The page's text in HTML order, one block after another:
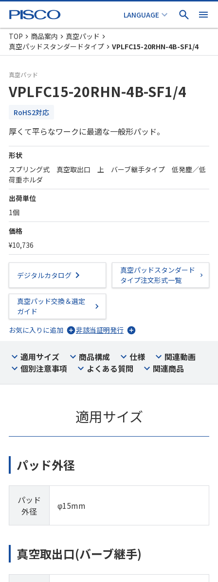
TOP 商品案内
真空パッド
真空パッドスタンダードタイプ
VPLFC15-20RHN-4B-SF1/4
真空パッド
VPLFC15-20RHN-4B-SF1/4
RoHS2対応
厚くて平らなワークに最適な一般形パッド。
形状
スプリング式 真空取出口 上 バーブ継手タイプ 低発塵／低
荷重ホルダ
出荷単位
1個
価格
¥10,736
デジタルカタログ
真空パッドスタンダード
タイプ注文形式一覧
真空パッド交換＆選定
ガイド
お気に入りに追加
非該当証明発行
適用サイズ 商品構成 仕様
関連動画
個別注意事項
よくある質問 関連商品
適用サイズ
パッド外径
パッド
外径
φ15mm
真空取出口(バーブ継手)